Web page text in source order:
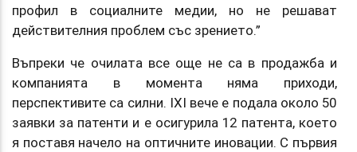
профил в социалните медии, но не решават
действителния проблем със зрението.”
Въпреки че очилата все още не са в продажба и
компанията в момента няма приходи,
перспективите са силни. IXI вече е подала около 50
заявки за патенти и е осигурила 12 патента, което
я поставя начело на оптичните иновации. С първия